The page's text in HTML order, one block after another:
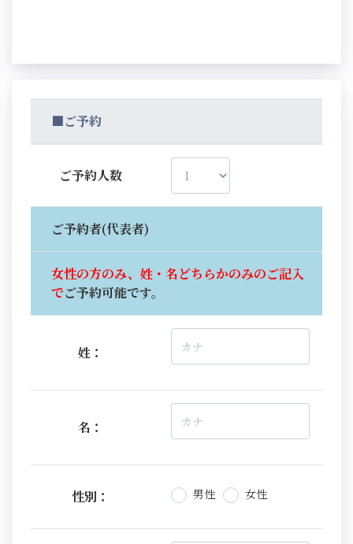
■ご予約
ご予約人数
ご予約者(代表者)
女性の方のみ、姓・名どちらかのみのご記入
でご予約可能です。
姓：
名：
性別： 男性 女性